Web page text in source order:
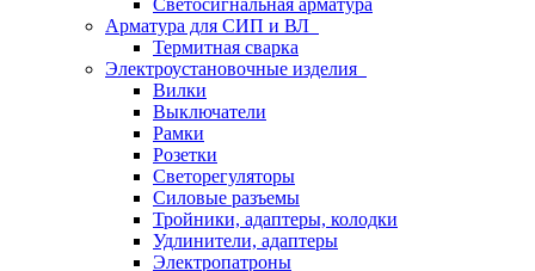
Светосигнальная арматура
Арматура для СИП и ВЛ
Термитная сварка
Электроустановочные изделия
Вилки
Выключатели
Рамки
Розетки
Светорегуляторы
Силовые разъемы
Тройники, адаптеры, колодки
Удлинители, адаптеры
Электропатроны